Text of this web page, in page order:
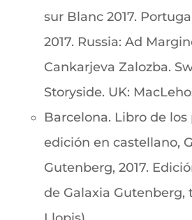
sur Blanc 2017.
2017. Russia: Ad
Cankarjeva Zalozba.
Storyside. UK:
Barcelona. Libro de los
edición en castellano,
Gutenberg, 2017.
de Galaxia Gutenberg,